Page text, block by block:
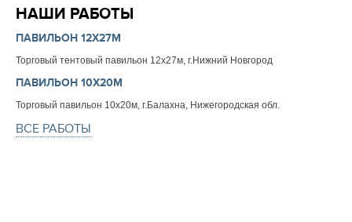
НАШИ РАБОТЫ
ПАВИЛЬОН 12Х27М
Торговый тентовый павильон 12х27м, г.Нижний Новгород
ПАВИЛЬОН 10Х20М
Торговый павильон 10х20м, г.Балахна, Нижегородская обл.
ВСЕ РАБОТЫ